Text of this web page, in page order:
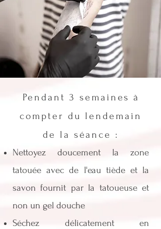
Pendant 3 semaines à
compter du lendemain
de la séance :
Nettoyez doucement la zone
tatouée avec de l'eau tiède et la
savon fournit par la tatoueuse et
non un gel douche
Séchez délicatement en